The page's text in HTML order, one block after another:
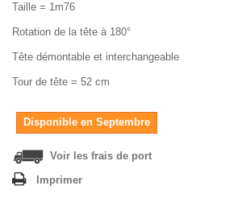
Taille = 1m76
Rotation de la tête à 180°
Tête démontable et interchangeable
Tour de tête = 52 cm
Disponible en Septembre
Voir les frais de port
Imprimer